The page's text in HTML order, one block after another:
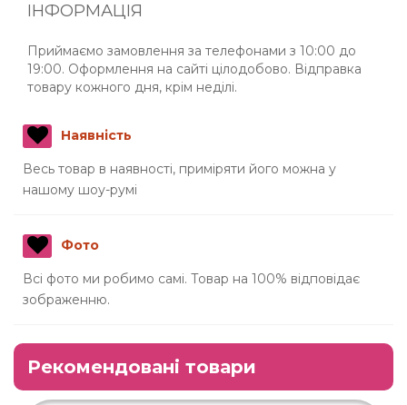
ІНФОРМАЦІЯ
Приймаємо замовлення за телефонами з 10:00 до
19:00. Оформлення на сайті цілодобово. Відправка
товару кожного дня, крім неділі.
Наявність
Весь товар в наявності, приміряти його можна у
нашому шоу-румі
Фото
Всі фото ми робимо самі. Товар на 100% відповідає
зображенню.
Рекомендовані товари